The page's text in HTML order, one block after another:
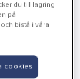
du till lagring
på
bistå i våra
cookies